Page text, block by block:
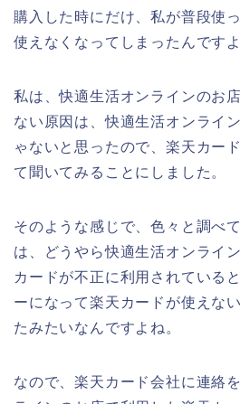
購入した時にだけ、私が普段使
使えなくなってしまったんですよ
私は、快適生活オンラインのお
ない原因は、快適生活オンライ
ゃないと思ったので、楽天カー
て聞いてみることにしました。
そのような感じで、色々と調べ
は、どうやら快適生活オンライ
カードが不正に利用されている
ーになって楽天カードが使えな
たみたいなんですよね。
なので、楽天カード会社に連絡